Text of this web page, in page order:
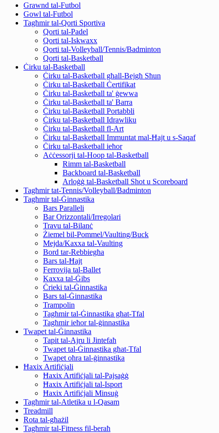
Grawnd tal-Futbol
Gowl tal-Futbol
Tagħmir tal-Qorti Sportiva
Qorti tal-Padel
Qorti tal-Iskwaxx
Qorti tal-Volleyball/Tennis/Badminton
Qorti tal-Basketball
Ċirku tal-Basketball
Ċirku tal-Basketball għall-Bejgħ Sħun
Ċirku tal-Basketball Ċertifikat
Ċirku tal-Basketball ta' ġewwa
Ċirku tal-Basketball ta' Barra
Ċirku tal-Basketball Portabbli
Ċirku tal-Basketball Idrawliku
Ċirku tal-Basketball fl-Art
Ċirku tal-Basketball Immuntat mal-Ħajt u s-Saqaf
Ċirku tal-Basketball ieħor
Aċċessorji tal-Hoop tal-Basketball
Rimm tal-Basketball
Backboard tal-Basketball
Arloġġ tal-Basketball Shot u Scoreboard
Tagħmir tat-Tennis/Volleyball/Badminton
Tagħmir tal-Ġinnastika
Bars Paralleli
Bar Orizzontali/Irregolari
Travu tal-Bilanċ
Żiemel bil-Pommel/Vaulting/Buck
Mejda/Kaxxa tal-Vaulting
Bord tar-Rebbiegħa
Bars tal-Ħajt
Ferrovija tal-Ballet
Kaxxa tal-Ġibs
Ċrieki tal-Ġinnastika
Bars tal-Ġinnastika
Trampolin
Tagħmir tal-Ġinnastika għat-Tfal
Tagħmir ieħor tal-ġinnastika
Twapet tal-Ġinnastika
Tapit tal-Ajru li Jintefaħ
Twapet tal-Ġinnastika għat-Tfal
Twapet oħra tal-ġinnastika
Ħaxix Artifiċjali
Ħaxix Artifiċjali tal-Pajsaġġ
Ħaxix Artifiċjali tal-Isport
Ħaxix Artifiċjali Minsuġ
Tagħmir tal-Atletika u l-Qasam
Treadmill
Rota tal-għażil
Tagħmir tal-Fitness fil-beraħ